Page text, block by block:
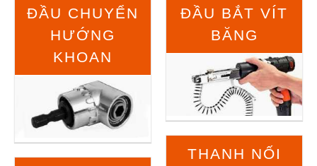
ĐẦU CHUYỂN
HƯỚNG
KHOAN
ĐẦU BẮT VÍT
BĂNG
THANH NỐI